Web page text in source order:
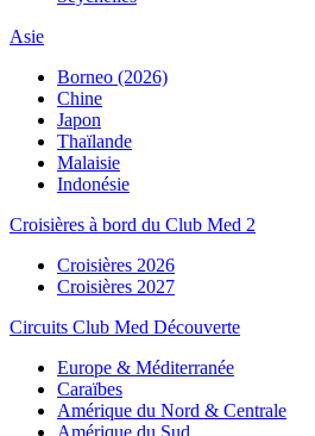
Asie
Borneo (2026)
Chine
Japon
Thaïlande
Malaisie
Indonésie
Croisières à bord du Club Med 2
Croisières 2026
Croisières 2027
Circuits Club Med Découverte
Europe & Méditerranée
Caraïbes
Amérique du Nord & Centrale